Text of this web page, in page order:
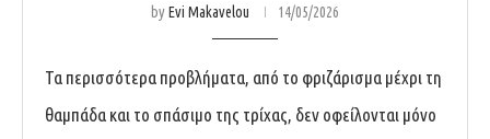
byEvi Makavelou 14/05/2026
Τα περισσότερα προβλήματα, από το φριζάρισμα μέχρι τη
θαμπάδα και το σπάσιμο της τρίχας, δεν οφείλονται μόνο